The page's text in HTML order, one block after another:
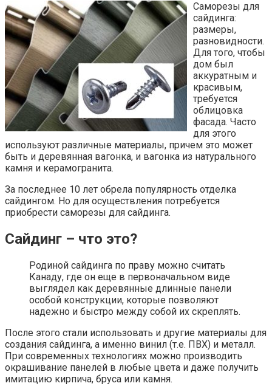
Саморезы для
сайдинга:
размеры,
разновидности.
Для того, чтобы
дом был
аккуратным и
красивым,
требуется
облицовка
фасада. Часто
для этого
используют различные материалы, причем это может
быть и деревянная вагонка, и вагонка из натурального
камня и керамогранита.
За последнее 10 лет обрела популярность отделка
сайдингом. Но для осуществления потребуется
приобрести саморезы для сайдинга.
Сайдинг – что это?
Родиной сайдинга по праву можно считать
Канаду, где он еще в первоначальном виде
выглядел как деревянные длинные панели
особой конструкции, которые позволяют
надежно и быстро между собой их скреплять.
После этого стали использовать и другие материалы для
создания сайдинга, а именно винил (т.е. ПВХ) и металл.
При современных технологиях можно производить
окрашивание панелей в любые цвета и даже получить
имитацию кирпича, бруса или камня.